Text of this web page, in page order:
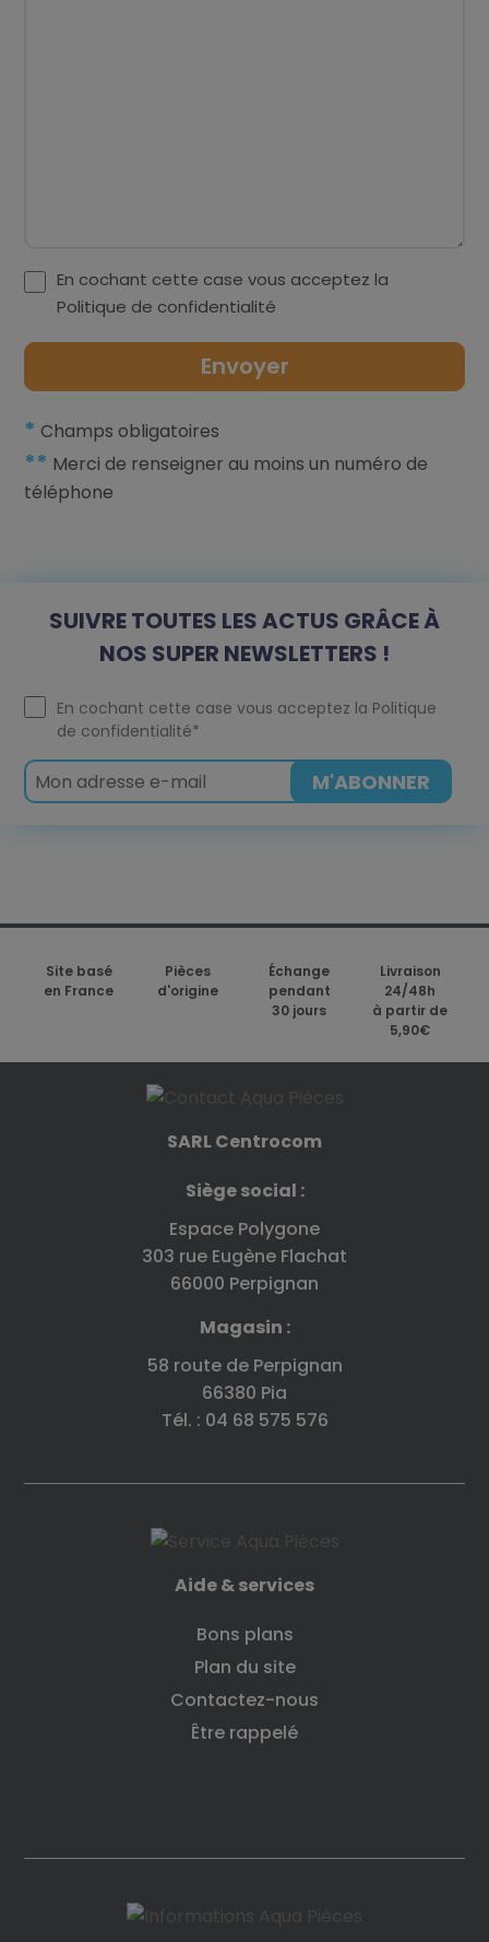
En cochant cette case vous acceptez la
Politique de confidentialité
* Champs obligatoires
** Merci de renseigner au moins un numéro de
téléphone
SUIVRE TOUTES LES ACTUS GRÂCE À
NOS SUPER NEWSLETTERS !
En cochant cette case vous acceptez la Politique
de confidentialité*
Site basé
en France
Pièces
d'origine
Échange
pendant
30 jours
Livraison
24/48h
à partir de
5,90€
SARL Centrocom
Siège social :
Espace Polygone
303 rue Eugène Flachat
66000 Perpignan
Magasin :
58 route de Perpignan
66380 Pia
Tél. : 04 68 575 576
Aide & services
Bons plans
Plan du site
Contactez-nous
Être rappelé